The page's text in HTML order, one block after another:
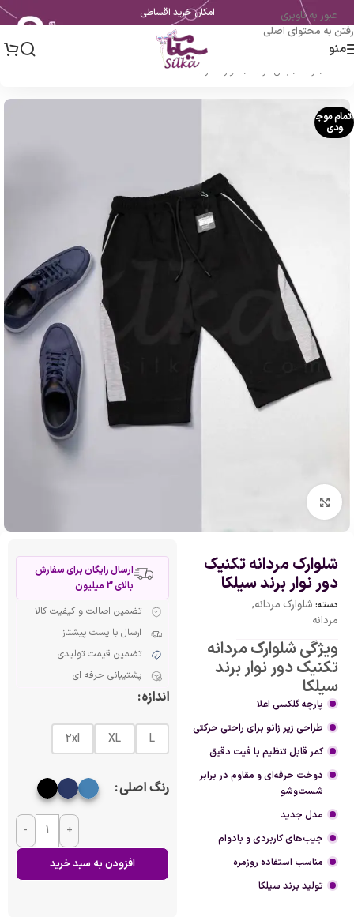
عبور به ناوبری
رفتن به محتوای اصلی
امکان خرید اقساطی
منو
خانه /مردانه /لباس مردانه /شلوارک مردانه
اتمام موج
ودی
بزرگنمایی تصویر
شلوارک مردانه تکنیک
دور نوار برند سیلکا
دسته: شلوارک مردانه,
مردانه
ویژگی شلوارک مردانه
تکنیک دور نوار برند
سیلکا
پارچه گلکسی اعلا
طراحی زیر زانو برای راحتی حرکتی
کمر قابل تنظیم با فیت دقیق
دوخت حرفه‌ای و مقاوم در برابر
شست‌وشو
مدل جدید
جیب‌های کاربردی و بادوام
مناسب استفاده روزمره
تولید برند سیلکا
ارسال رایگان برای سفارش
بالای 3 میلیون
تضمین اصالت و کیفیت کالا
ارسال با پست پیشتاز
تضمین قیمت تولیدی
پشتیبانی حرفه ای
اندازه
L
XL
2xl
رنگ اصلی
- +
افزودن به سبد خرید